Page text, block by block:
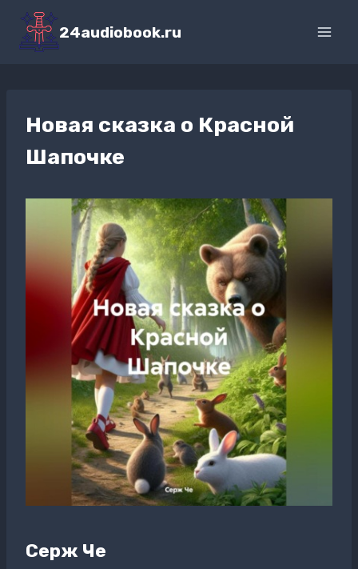
Перейти
содержимому
24audiobook.ru
Новая сказка о Красной
Шапочке
Серж Че